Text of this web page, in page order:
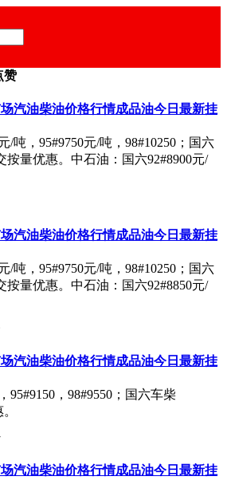
赞
汽油柴油价格行情成品油今日最新挂
/吨，95#9750元/吨，98#10250；国六
按量优惠。中石油：国六92#8900元/
汽油柴油价格行情成品油今日最新挂
/吨，95#9750元/吨，98#10250；国六
按量优惠。中石油：国六92#8850元/
汽油柴油价格行情成品油今日最新挂
95#9150，98#9550；国六车柴
汽油柴油价格行情成品油今日最新挂